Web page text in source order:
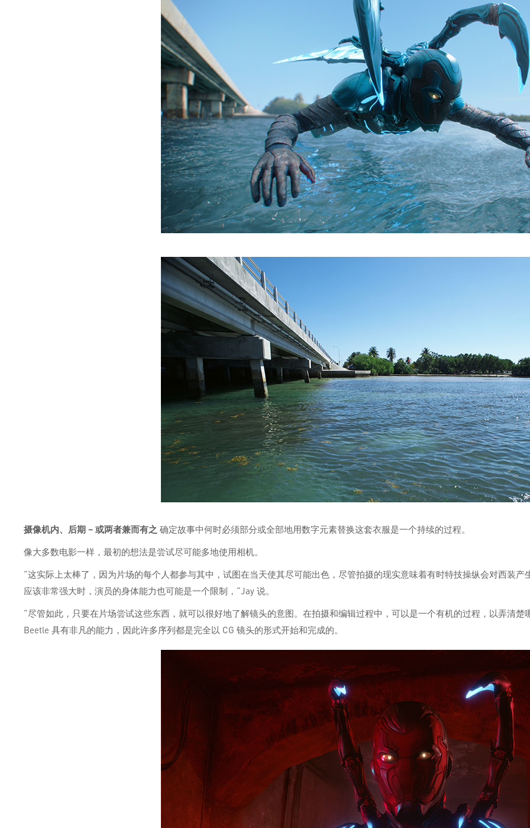
摄像机内、后期 – 或两者兼而有之 确定故事中何时必须部分或全部地用数字元素替换这套衣服是一个持续的过程。
像大多数电影一样，最初的想法是尝试尽可能多地使用相机。
“这实际上太棒了，因为片场的每个人都参与其中，试图在当天使其尽可能出色，尽管拍摄的现实意味着有时特技操纵会对西装
应该非常强大时，演员的身体能力也可能是一个限制，“Jay 说。
“尽管如此，只要在片场尝试这些东西，就可以很好地了解镜头的意图。在拍摄和编辑过程中，可以是一个有机的过程，以弄清
Beetle 具有非凡的能力，因此许多序列都是完全以 CG 镜头的形式开始和完成的。